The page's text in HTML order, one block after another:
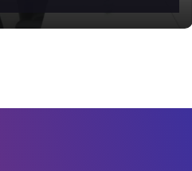
Mobilização